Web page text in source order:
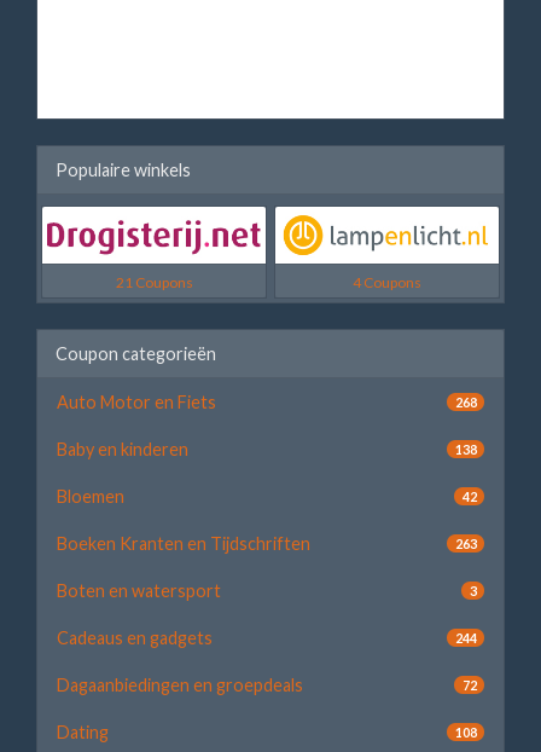
Populaire winkels
21 Coupons 4 Coupons
Coupon categorieën
Auto Motor en Fiets 268
Baby en kinderen 138
Bloemen 42
Boeken Kranten en Tijdschriften 263
Boten en watersport 3
Cadeaus en gadgets 244
Dagaanbiedingen en groepdeals 72
Dating 108